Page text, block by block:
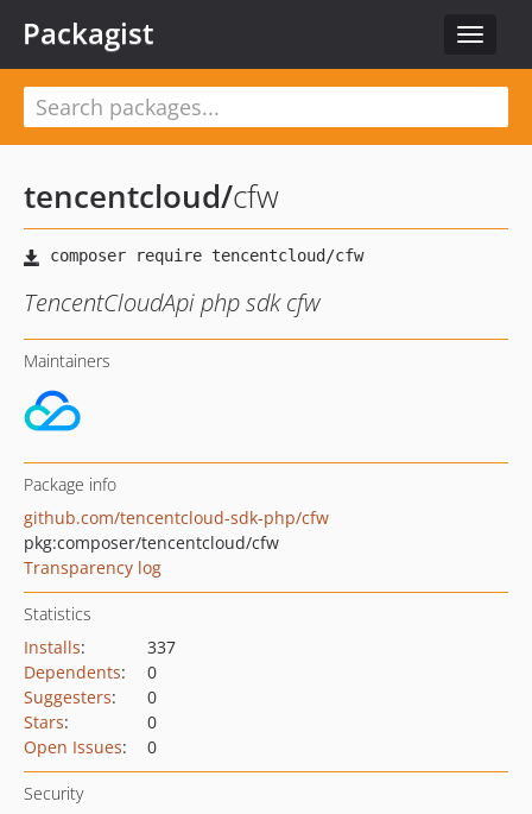
Toggle
Packagist
tencentcloud/cfw
TencentCloudApi php sdk cfw
Maintainers
Package info
github.com/tencentcloud-sdk-php/cfw
pkg:composer/tencentcloud/cfw
Transparency log
Statistics
Installs:
337
Dependents:
0
Suggesters:
0
Stars:
0
Open Issues: 0
Security